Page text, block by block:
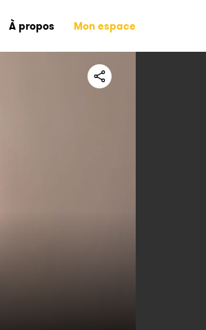
À propos Mon espace